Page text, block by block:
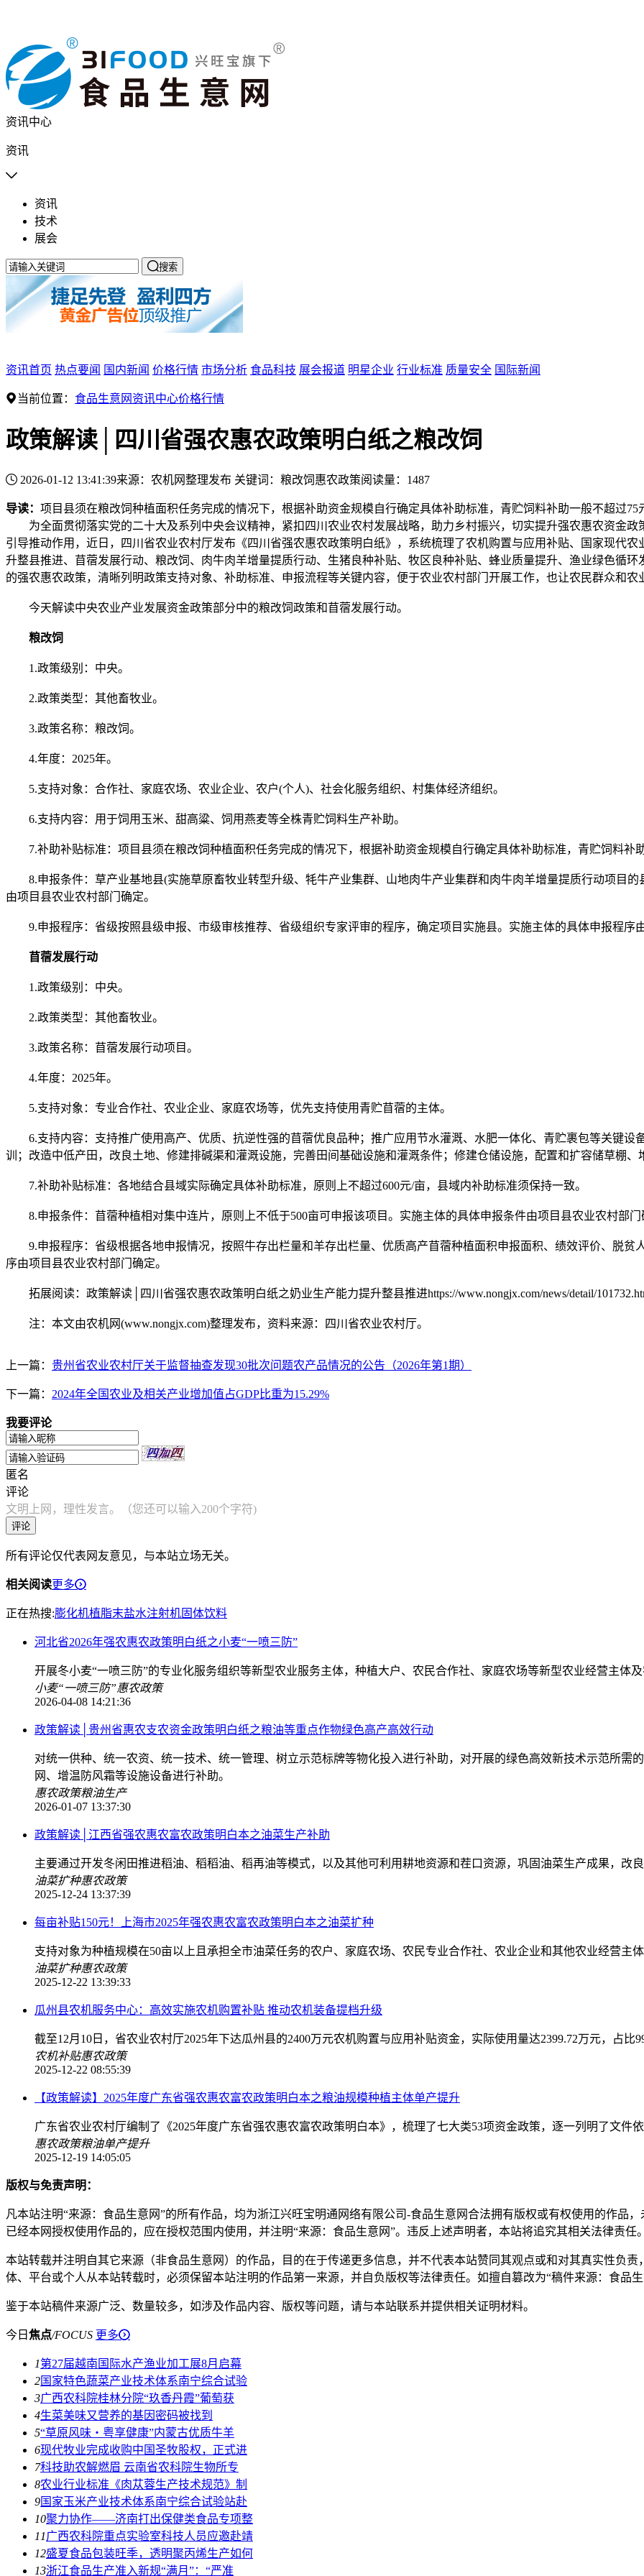
资讯中心
资讯

资讯
技术
展会
搜索
资讯首页 热点要闻 国内新闻 价格行情 市场分析 食品科技 展会报道 明星企业 行业标准 质量安全 国际新闻
当前位置： 食品生意网 资讯中心价格行情
政策解读│四川省强农惠农政策明白纸之粮改饲
2026-01-12 13:41:39来源：农机网整理发布 关键词： 粮改饲 惠农政策阅读量：1487
导读： 项目县须在粮改饲种植面积任务完成的情况下，根据补助资金规模自行确定具体补助标准，青贮饲料补助一般不超过75
为全面贯彻落实党的二十大及系列中央会议精神，紧扣四川农业农村发展战略，助力乡村振兴，切实提升强农惠农资金政
引导推动作用，近日，四川省农业农村厅发布《四川省强农惠农政策明白纸》，系统梳理了农机购置与应用补贴、国家现代
升整县推进、苜蓿发展行动、粮改饲、肉牛肉羊增量提质行动、生猪良种补贴、牧区良种补贴、蜂业质量提升、渔业绿色循
的强农惠农政策，清晰列明政策支持对象、补助标准、申报流程等关键内容，便于农业农村部门开展工作，也让农民群众和
今天解读中央农业产业发展资金政策部分中的粮改饲政策和苜蓿发展行动。
粮改饲
1.政策级别：中央。
2.政策类型：其他畜牧业。
3.政策名称：粮改饲。
4.年度：2025年。
5.支持对象：合作社、家庭农场、农业企业、农户(个人)、社会化服务组织、村集体经济组织。
6.支持内容：用于饲用玉米、甜高粱、饲用燕麦等全株青贮饲料生产补助。
7.补助补贴标准：项目县须在粮改饲种植面积任务完成的情况下，根据补助资金规模自行确定具体补助标准，青贮饲料补
8.申报条件：草产业基地县(实施草原畜牧业转型升级、牦牛产业集群、山地肉牛产业集群和肉牛肉羊增量提质行动项目的
由项目县农业农村部门确定。
9.申报程序：省级按照县级申报、市级审核推荐、省级组织专家评审的程序，确定项目实施县。实施主体的具体申报程序
苜蓿发展行动
1.政策级别：中央。
2.政策类型：其他畜牧业。
3.政策名称：苜蓿发展行动项目。
4.年度：2025年。
5.支持对象：专业合作社、农业企业、家庭农场等，优先支持使用青贮苜蓿的主体。
6.支持内容：支持推广使用高产、优质、抗逆性强的苜蓿优良品种；推广应用节水灌溉、水肥一体化、青贮裹包等关键设
训；改造中低产田，改良土地、修建排碱渠和灌溉设施，完善田间基础设施和灌溉条件；修建仓储设施，配置和扩容储草棚、
7.补助补贴标准：各地结合县域实际确定具体补助标准，原则上不超过600元/亩，县域内补助标准须保持一致。
8.申报条件：苜蓿种植相对集中连片，原则上不低于500亩可申报该项目。实施主体的具体申报条件由项目县农业农村部门
9.申报程序：省级根据各地申报情况，按照牛存出栏量和羊存出栏量、优质高产苜蓿种植面积申报面积、绩效评价、脱贫
序由项目县农业农村部门确定。
拓展阅读：政策解读│四川省强农惠农政策明白纸之奶业生产能力提升整县推进https://www.nongjx.com/news/detail/
注：本文由农机网(www.nongjx.com)整理发布，资料来源：四川省农业农村厅。
上一篇： 贵州省农业农村厅关于监督抽查发现30批次问题农产品情况的公告（2026年第1期）
下一篇： 2024年全国农业及相关产业增加值占GDP比重为15.29%
我要评论
匿名
评论
文明上网，理性发言。（您还可以输入200个字符)
评论
所有评论仅代表网友意见，与本站立场无关。
相关阅读更多
正在热搜:膨化机植脂末盐水注射机固体饮料
河北省2026年强农惠农政策明白纸之小麦“一喷三防”
开展冬小麦“一喷三防”的专业化服务组织等新型农业服务主体，种植大户、农民合作社、家庭农场等新型农业经营主体
小麦“一喷三防”惠农政策
2026-04-08 14:21:36
政策解读│贵州省惠农支农资金政策明白纸之粮油等重点作物绿色高产高效行动
对统一供种、统一农资、统一技术、统一管理、树立示范标牌等物化投入进行补助，对开展的绿色高效新技术示范所需
网、增温防风霜等设施设备进行补助。
惠农政策粮油生产
2026-01-07 13:37:30
政策解读│江西省强农惠农富农政策明白本之油菜生产补助
主要通过开发冬闲田推进稻油、稻稻油、稻再油等模式，以及其他可利用耕地资源和茬口资源，巩固油菜生产成果，改
油菜扩种惠农政策
2025-12-24 13:37:39
每亩补贴150元！上海市2025年强农惠农富农政策明白本之油菜扩种
支持对象为种植规模在50亩以上且承担全市油菜任务的农户、家庭农场、农民专业合作社、农业企业和其他农业经营主
油菜扩种惠农政策
2025-12-22 13:39:33
瓜州县农机服务中心：高效实施农机购置补贴 推动农机装备提档升级
截至12月10日，省农业农村厅2025年下达瓜州县的2400万元农机购置与应用补贴资金，实际使用量达2399.72万元，占比
农机补贴惠农政策
2025-12-22 08:55:39
【政策解读】2025年度广东省强农惠农富农政策明白本之粮油规模种植主体单产提升
广东省农业农村厅编制了《2025年度广东省强农惠农富农政策明白本》，梳理了七大类53项资金政策，逐一列明了文件
惠农政策粮油单产提升
2025-12-19 14:05:05
版权与免责声明：
凡本站注明“来源：食品生意网”的所有作品，均为浙江兴旺宝明通网络有限公司-食品生意网合法拥有版权或有权使用的作品
已经本网授权使用作品的，应在授权范围内使用，并注明“来源：食品生意网”。违反上述声明者，本站将追究其相关法律责任
本站转载并注明自其它来源（非食品生意网）的作品，目的在于传递更多信息，并不代表本站赞同其观点或和对其真实性负
体、平台或个人从本站转载时，必须保留本站注明的作品第一来源，并自负版权等法律责任。如擅自篡改为“稿件来源：食品
鉴于本站稿件来源广泛、数量较多，如涉及作品内容、版权等问题，请与本站联系并提供相关证明材料。
今日 焦点/FOCUS 更多
1第27届越南国际水产渔业加工展8月启幕
2国家特色蔬菜产业技术体系南宁综合试验
3广西农科院桂林分院“玖香丹霞”葡萄获
4生菜美味又营养的基因密码被找到
5“草原风味・粤享健康”内蒙古优质牛羊
6现代牧业完成收购中国圣牧股权，正式进
7科技助农解燃眉 云南省农科院生物所专
8农业行业标准《肉苁蓉生产技术规范》制
9国家玉米产业技术体系南宁综合试验站赴
10聚力协作——济南打出保健类食品专项整
11广西农科院重点实验室科技人员应邀赴靖
12盛夏食品包装旺季，透明聚丙烯生产如何
13浙江食品生产准入新规“满月”：“严准